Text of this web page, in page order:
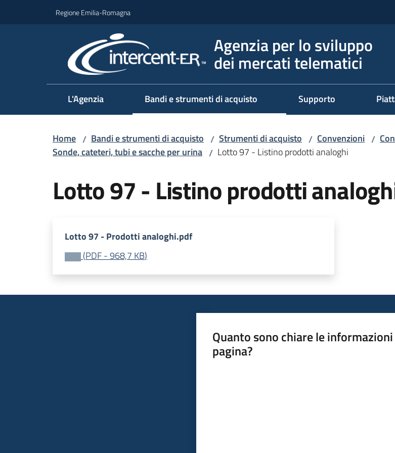
Regione Emilia-Romagna
Agenzia per lo sviluppo
dei mercati telematici
L'Agenzia Bandi e strumenti di acquisto Supporto
Home / Bandi e strumenti di acquisto / Strumenti di acquisto / Convenzioni /
Sonde, cateteri, tubi e sacche per urina / Lotto 97 - Listino prodotti analoghi
Lotto 97 - Listino prodotti
Lotto 97 - Prodotti analoghi.pdf
(PDF-968,7 KB)
Quanto sono chiare le
pagina?